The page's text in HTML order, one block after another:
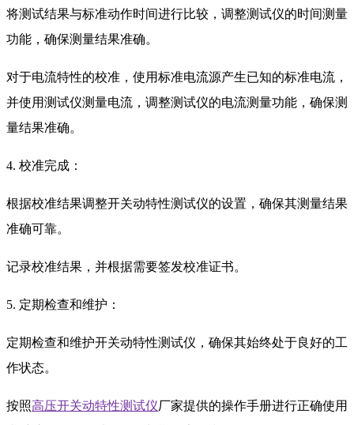
将测试结果与标准动作时间进行比较，调整测试仪的时间测量
功能，确保测量结果准确。
对于电流特性的校准，使用标准电流源产生已知的标准电流，
并使用测试仪测量电流，调整测试仪的电流测量功能，确保测
量结果准确。
4. 校准完成：
根据校准结果调整开关动特性测试仪的设置，确保其测量结果
准确可靠。
记录校准结果，并根据需要签发校准证书。
5. 定期检查和维护：
定期检查和维护开关动特性测试仪，确保其始终处于良好的工
作状态。
按照高压开关动特性测试仪厂家提供的操作手册进行正确使用